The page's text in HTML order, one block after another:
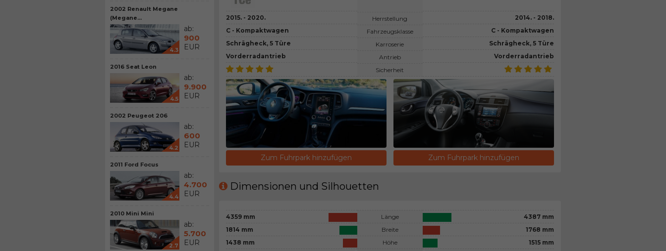
2002 Renault Megane
(Megane...
4.3
ab:
900
EUR
2016 Seat Leon
4.5
ab:
9.900
EUR
2002 Peugeot 206
4.2
ab:
600
EUR
2011 Ford Focus
4.4
ab:
4.700
EUR
2010 Mini Mini
2.7
ab:
5.700
EUR
2015. - 2020.
C - Kompaktwagen
Schrägheck, 5 Türe
Vorderradantrieb
Herrstellung
Fahrzeugsklasse
Karroserie
Antrieb
Sicherheit
2014. - 2018.
C - Kompaktwagen
Schrägheck, 5 Türe
Vorderradantrieb
Zum Fuhrpark hinzufügen Zum Fuhrpark hinzufügen
Dimensionen und Silhouetten
4359 mm
1814 mm
1438 mm
Länge
Breite
Höhe
4387 mm
1768 mm
1515 mm